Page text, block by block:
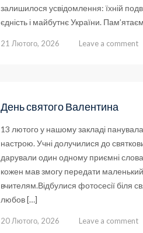
залишилося усвідомлення: їхній
єдність і майбутнє України.
21 Лютого, 2026 Leave a comment
День святого Валентина
13 лютого у нашому закладі
настрою. Учні долучилися до
дарували один одному приємні
кожен мав змогу передати
вчителям.Відбулися фотосесії біля
любов […]
20 Лютого, 2026 Leave a comment